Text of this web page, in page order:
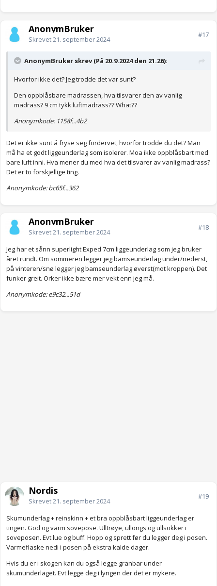
AnonymBruker
Skrevet21. september 2024
#17
AnonymBruker skrev (På 20.9.2024 den 21.26):
Hvorfor ikke det? Jeg trodde det var sunt?
Den oppblåsbare madrassen, hva tilsvarer den av vanlig
madrass? 9 cm tykk luftmadrass?? What??
Anonymkode: 1158f...4b2
Det er ikke sunt å fryse seg fordervet, hvorfor trodde du det? Man
må ha et godt liggeunderlag som isolerer. Moa ikke oppblåsbart med
bare luft inni. Hva mener du med hva det tilsvarer av vanlig madrass?
Det er to forskjellige ting.
Anonymkode: bc65f...362
AnonymBruker
Skrevet21. september 2024
#18
Jeg har et sånn superlight Exped 7cm liggeunderlag som jeg bruker
året rundt. Om sommeren legger jeg bamseunderlag under/nederst,
på vinteren/snø legger jeg bamseunderlag øverst(mot kroppen). Det
funker greit. Orker ikke bære mer vekt enn jeg må.
Anonymkode: e9c32...51d
Nordis
Skrevet21. september 2024
#19
Skumunderlag + reinskinn + et bra oppblåsbart liggeunderlag er
tingen. God og varm sovepose. Ulltrøye, ullongs og ullsokker i
soveposen. Evt lue og buff. Hopp og sprett før du legger deg i posen.
Varmeflaske nedi i posen på ekstra kalde dager.
Hvis du er i skogen kan du også legge granbar under
skumunderlaget. Evt legge deg i lyngen der det er mykere.